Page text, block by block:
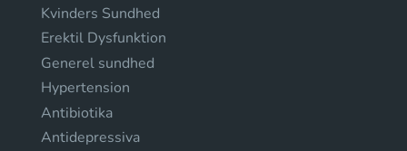
Kvinders Sundhed
Erektil Dysfunktion
Generel sundhed
Hypertension
Antibiotika
Antidepressiva